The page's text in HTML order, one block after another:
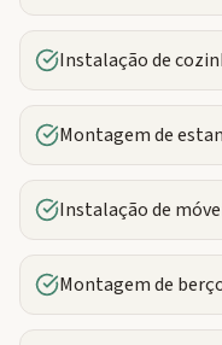
Instalação de
Montagem de
Instalação de
Montagem de